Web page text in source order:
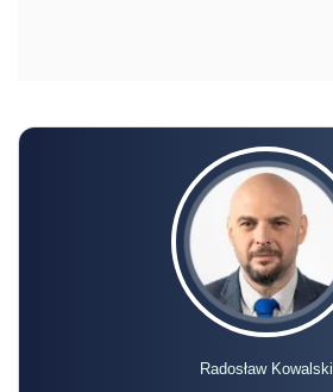
Radosław Kowalski